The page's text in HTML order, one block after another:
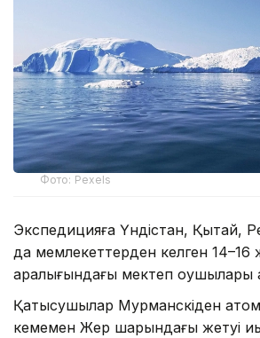
Фото: Pexels
Экспедицияға Үндістан, Қытай,
да мемлекеттерден келген 14–16
аралығындағы мектеп оқушылары
Қатысушылар Мурманскіден
кемемен Жер шарындағы жетуі